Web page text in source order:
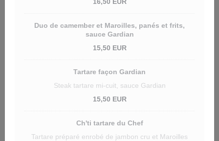
Duo de camember et Maroilles, panés et frits,
sauce Gardian
15,50 EUR
Tartare façon Gardian
Steak tartare mi-cuit, sauce Gardian
15,50 EUR
Ch'ti tartare du Chef
Tartare préparé enrobé de jambon cru et Maroilles